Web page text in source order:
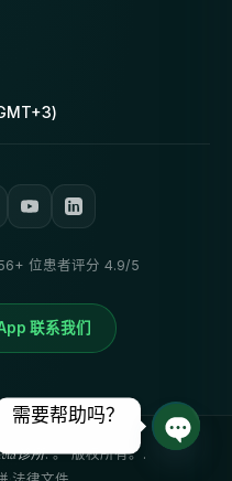
位患者评分 4.9/5
联系我们
诊所. 。 版权所有。.
需要帮助吗？